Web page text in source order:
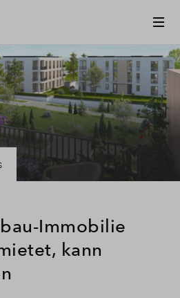
Immobilie
kann